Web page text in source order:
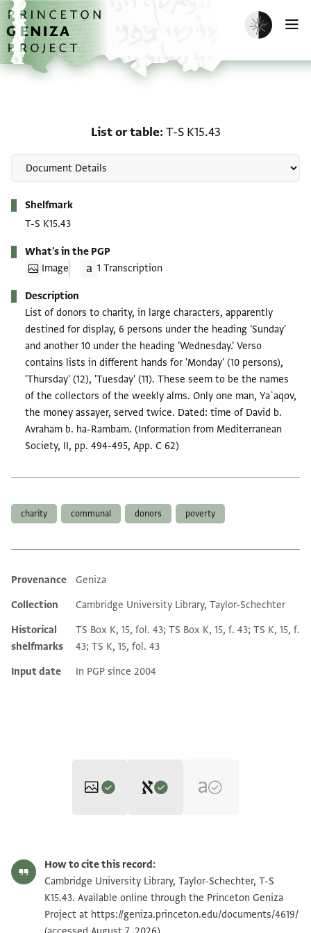
Skip to main content
home
Enable dark
List or table T-S K15.43
Shelfmark
T-S K15.43
What's in the PGP
Image
1 Transcription
Description
List of donors to charity, in large characters, apparently
destined for display, 6 persons under the heading 'Sunday'
and another 10 under the heading 'Wednesday.' Verso
contains lists in different hands for 'Monday' (10 persons),
'Thursday' (12), 'Tuesday' (11). These seem to be the names
of the collectors of the weekly alms. Only one man, Yaʿaqov,
the money assayer, served twice. Dated: time of David b.
Avraham b. ha-Rambam. (Information from Mediterranean
Society, II, pp. 494-495, App. C 62)
charity communal donors poverty
Additional metadata
Provenance
Geniza
Collection
Cambridge University Library, Taylor-Schechter
Historical
shelfmarks
TS Box K, 15, fol. 43; TS Box K, 15, f. 43; TS K, 15, f.
43; TS K, 15, fol. 43
Input date
In PGP since 2004
Mark R. Cohen's digital edition.
יום אלאחד
מחאסן אבן דאווד אבן אבו עמראן
אלרבאט מימון אבן הלאל
T-S K15.43 1r Zoom and Rotate
verso
בשם ייי אל עולם אבו אלפצל ולד
Image Permissions Statement
How to cite this record:
Cambridge University Library, Taylor-Schechter, T-S
K15.43. Available online through the Princeton Geniza
Project at https://geniza.princeton.edu/documents/4619/